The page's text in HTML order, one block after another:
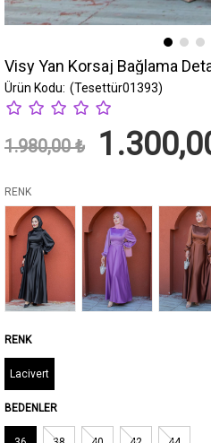
Visy Yan Korsaj Bağlama
(Tesettür01393)
1.980,00 ₺
RENK
Lacivert
BEDENLER